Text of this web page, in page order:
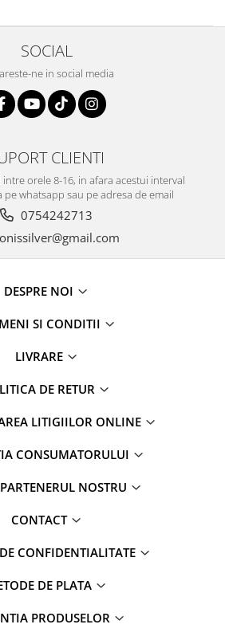
SOCIAL
ne in social media
CLIENTI
orele 8-16, in afara acestui interval
whatsapp sau pe adresa de email
0754242713
DESPRE NOI
SI CONDITII
LIVRARE
DE RETUR
LITIGIILOR ONLINE
CONSUMATORULUI
NOSTRU
CONTACT
CONFIDENTIALITATE
DE PLATA
PRODUSELOR